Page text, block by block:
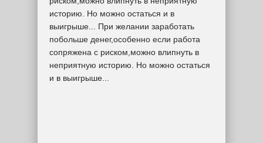
историю. Но можно остаться и в
выигрыше... При желании заработать
побольше денег,особенно если работа
сопряжена с риском,можно влипнуть в
неприятную историю. Но можно остаться
и в выигрыше...